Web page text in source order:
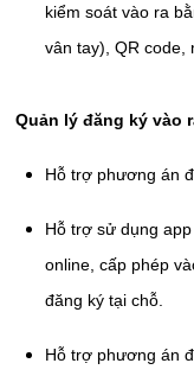
kiểm soát vào ra
vân tay), QR code,
Quản lý đăng ký vào
Hỗ trợ phương án
Hỗ trợ sử dụng
online, cấp phép
đăng ký tại chỗ.
Hỗ trợ phương án